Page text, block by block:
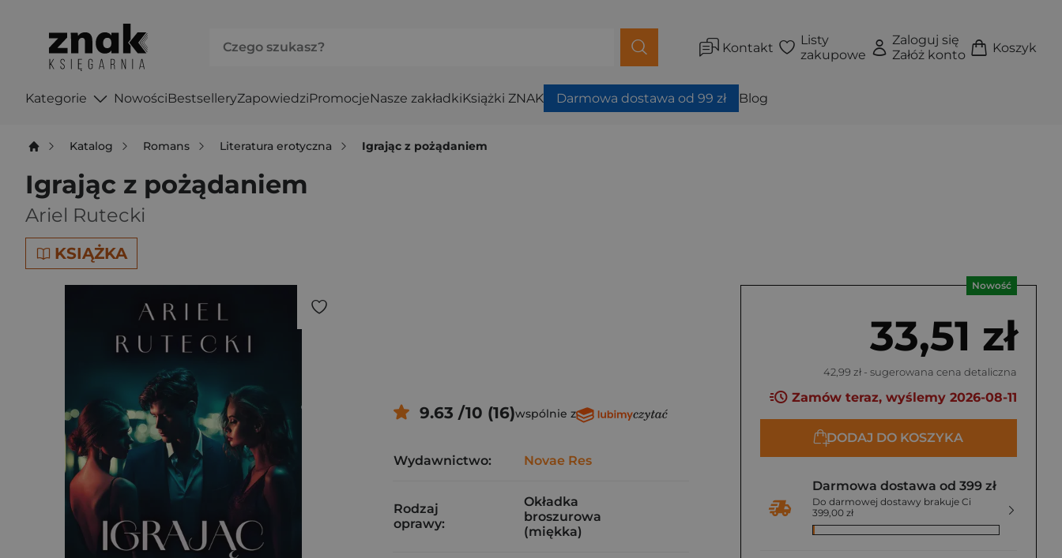
Kontakt
Listy
zakupowe
Zaloguj się
Załóż konto
Koszyk
Kategorie NowościBestselleryZapowiedziPromocjeNasze zakładkiKsiążki ZNAK Darmowa dostawa od 99 zł Blog
Katalog Romans Literatura erotyczna Igrając z pożądaniem
Igrając z pożądaniem
Ariel Rutecki
KSIĄŻKA
Nowość
33,51 zł
42,99 zł - sugerowana cena detaliczna
Zamów teraz, wyślemy 2026-08-11
DODAJ DO KOSZYKA
Darmowa dostawa od 399 zł
Do darmowej dostawy brakuje Ci
399,00 zł
9.63 /10 (16)wspólnie z
Wydawnictwo: Novae Res
Rodzaj
oprawy:
Okładka
broszurowa
(miękka)